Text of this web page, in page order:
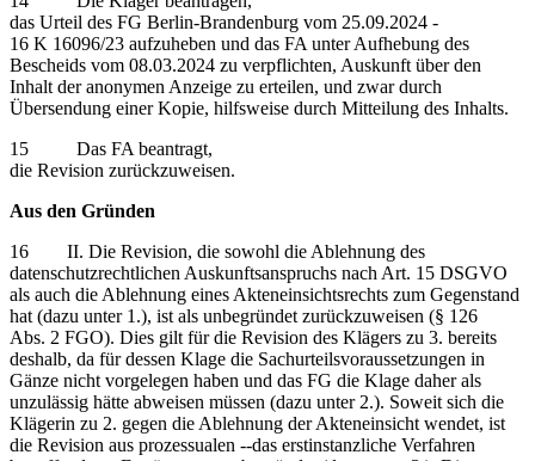
das Urteil des FG Berlin-Brandenburg vom 25.09.2024 -
16 K 16096/23 aufzuheben und das FA unter Aufhebung des
Bescheids vom 08.03.2024 zu verpflichten, Auskunft über den
Inhalt der anonymen Anzeige zu erteilen, und zwar durch
Übersendung einer Kopie, hilfsweise durch Mitteilung des Inhalts.
15 Das FA beantragt,
die Revision zurückzuweisen.
Aus den Gründen
16 II. Die Revision, die sowohl die Ablehnung des
datenschutzrechtlichen Auskunftsanspruchs nach Art. 15 DSGVO
als auch die Ablehnung eines Akteneinsichtsrechts zum Gegenstand
hat (dazu unter 1.), ist als unbegründet zurückzuweisen (§ 126
Abs. 2 FGO). Dies gilt für die Revision des Klägers zu 3. bereits
deshalb, da für dessen Klage die Sachurteilsvoraussetzungen in
Gänze nicht vorgelegen haben und das FG die Klage daher als
unzulässig hätte abweisen müssen (dazu unter 2.). Soweit sich die
Klägerin zu 2. gegen die Ablehnung der Akteneinsicht wendet, ist
die Revision aus prozessualen ‑‑das erstinstanzliche Verfahren